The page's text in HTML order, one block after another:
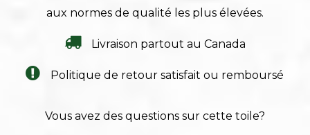
aux normes de qualité les plus élevées.
Livraison partout au Canada
Politique de retour satisfait ou remboursé
Vous avez des questions sur cette toile?